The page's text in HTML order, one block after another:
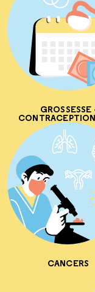
GROSSESSE
CANCERS